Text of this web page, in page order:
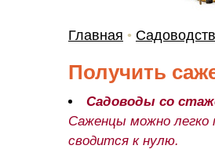
Главная •
Получить
Садоводы со
Саженцы можно легко
сводится к нулю.